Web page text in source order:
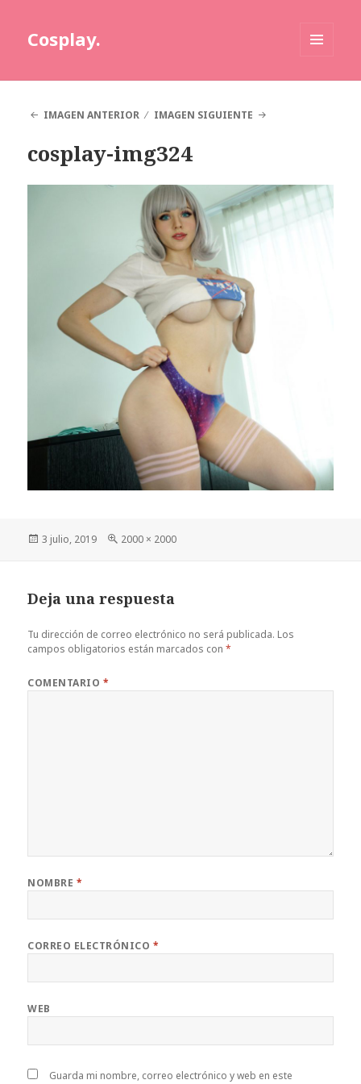
Cosplay.
IMAGEN ANTERIOR
IMAGEN SIGUIENTE
cosplay-img324
Publicado
3 julio, 2019
Tamaño
2000 × 2000
Deja una respuesta
Tu dirección de correo electrónico no será publicada. Los
campos obligatorios están marcados con*
COMENTARIO *
NOMBRE *
CORREO ELECTRÓNICO *
WEB
Guarda mi nombre, correo electrónico y web en este